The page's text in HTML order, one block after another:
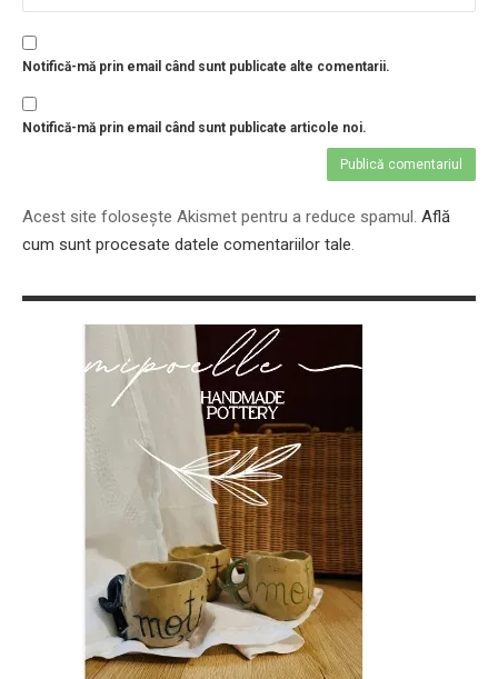
Notifică-mă prin email când sunt publicate alte comentarii.
Notifică-mă prin email când sunt publicate articole noi.
Acest site folosește Akismet pentru a reduce spamul. Află
cum sunt procesate datele comentariilor tale.